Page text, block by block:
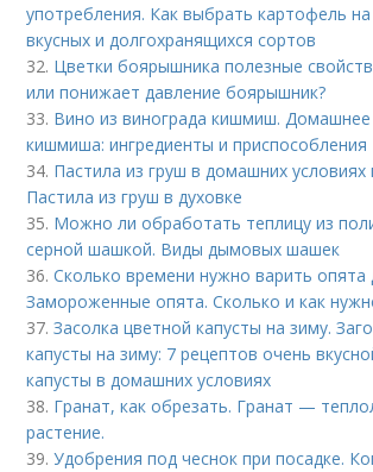
употребления. Как выбрать картофель
вкусных и долгохранящихся сортов
32. Цветки боярышника полезные
или понижает давление боярышник?
33. Вино из винограда кишмиш. Домашнее
кишмиша: ингредиенты и приспособления
34. Пастила из груш в домашних условиях
Пастила из груш в духовке
35. Можно ли обработать теплицу из
серной шашкой. Виды дымовых шашек
36.Сколько времени нужно варить опята
Замороженные опята. Сколько и как
37.Засолка цветной капусты на зиму.
капусты на зиму: 7 рецептов очень
капусты в домашних условиях
38. Гранат, как обрезать. Гранат —
растение.
39.Удобрения под чеснок при посадке.